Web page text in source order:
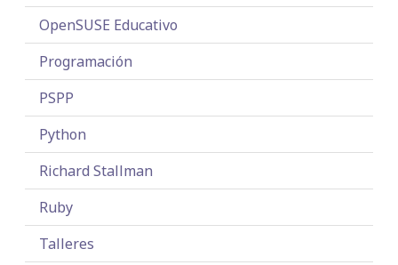
OpenSUSE Educativo
Programación
PSPP
Python
Richard Stallman
Ruby
Talleres